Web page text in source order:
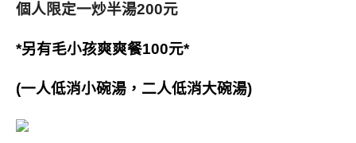
個人限定一炒半湯200元
*另有毛小孩爽爽餐100元*
(一人低消小碗湯，二人低消大碗湯)